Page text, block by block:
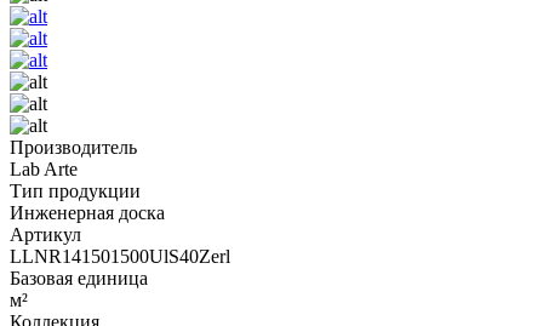
Производитель
Lab Arte
Тип продукции
Инженерная доска
Артикул
LLNR141501500UlS40Zerl
Базовая единица
м²
Коллекция